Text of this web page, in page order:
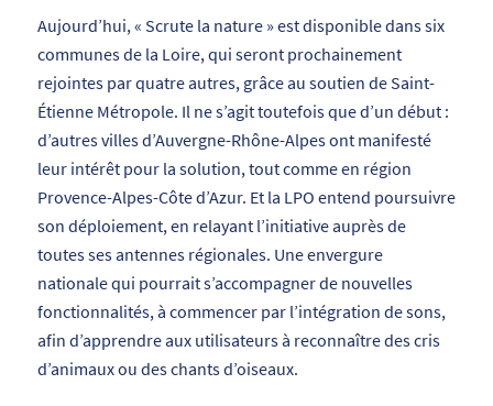
Aujourd’hui, « Scrute la nature » est disponible dans six
communes de la Loire, qui seront prochainement
rejointes par quatre autres, grâce au soutien de Saint-
Étienne Métropole. Il ne s’agit toutefois que d’un début :
d’autres villes d’Auvergne-Rhône-Alpes ont manifesté
leur intérêt pour la solution, tout comme en région
Provence-Alpes-Côte d’Azur. Et la LPO entend poursuivre
son déploiement, en relayant l’initiative auprès de
toutes ses antennes régionales. Une envergure
nationale qui pourrait s’accompagner de nouvelles
fonctionnalités, à commencer par l’intégration de sons,
afin d’apprendre aux utilisateurs à reconnaître des cris
d’animaux ou des chants d’oiseaux.